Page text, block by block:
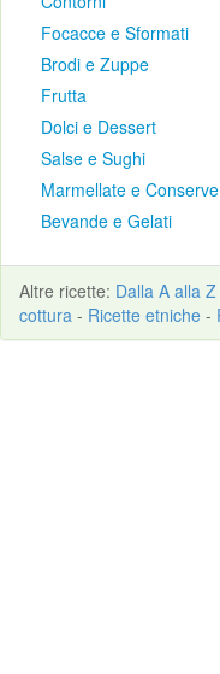
Focacce e Sformati
Brodi e Zuppe
Frutta
Dolci e Dessert
Salse e Sughi
Marmellate e Conserve
Bevande e Gelati
Altre ricette: Dalla A alla Z
cottura - Ricette etniche -